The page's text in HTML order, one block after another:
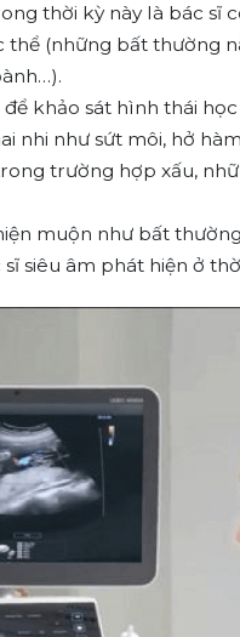
thời kỳ này là bác sĩ
(những bất thường
khảo sát hình thái
nhi như sứt môi, hở
trường hợp xấu,
muộn như bất
siêu âm phát hiện ở